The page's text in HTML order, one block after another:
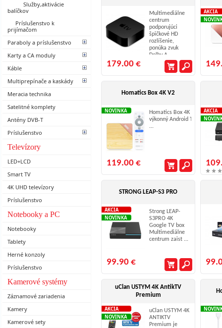
Služby,aktivácie
balíčkov
Príslušenstvo k
prijímačom
Paraboly a príslušenstvo
Karty a CA moduly
Káble
Multiprepínače a kaskády
Meracia technika
Satelitné komplety
Antény DVB-T
Príslušenstvo
Televízory
LED+LCD
Smart TV
4K UHD televízory
Príslušenstvo
Notebooky a PC
Notebooky
Tablety
Herné konzoly
Príslušenstvo
Kamerové systémy
Záznamové zariadenia
Kamery
Kamerové sety
Multimediálne
centrum
podporujúci
špičkové HD
rozlíšenie,
ponúka zvuk
Dolby A ...
179.00 €
AKCIA
Homatics Box 4K V2
NOVINKA
Homatics Box 4K V2
výkonný Android TV box&n
...
119.00 €
AKCIA
STRONG LEAP-S3 PRO
AKCIA
NOVINKA
Strong LEAP-
S3PRO 4K
Google TV box
Multimediálne
centrum zaist ...
99.90 €
uClan USTYM 4K AntikTV
Premium
AKCIA
NOVINKA
uClan USTYM 4K
ANTIKTV
Premium je